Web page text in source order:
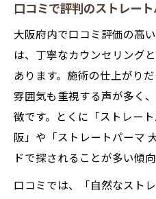
口コミで評判のストレー
大阪府内で口コミ評価の高
は、丁寧なカウンセリング
あります。施術の仕上がり
雰囲気も重視する声が多く
徴です。とくに「ストレー
阪」や「ストレートパーマ
ドで探されることが多い傾向
口コミでは、「自然なスト